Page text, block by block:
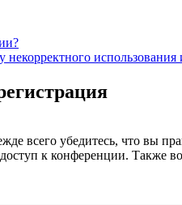
некорректного
всего убедитесь, что вы
к конференции. Также